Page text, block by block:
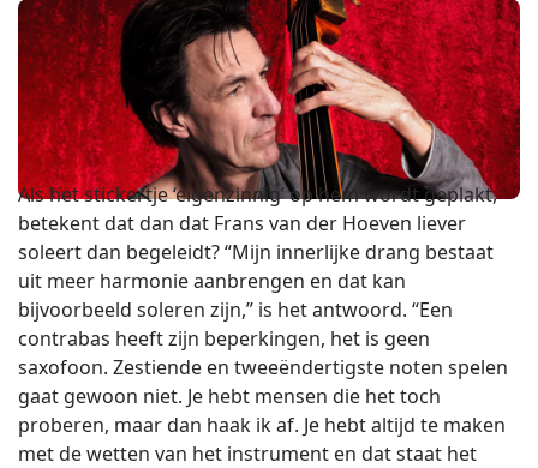
Als het stickertje ‘eigenzinnig’ op hem wordt geplakt,
betekent dat dan dat Frans van der Hoeven liever
soleert dan begeleidt? “Mijn innerlijke drang bestaat
uit meer harmonie aanbrengen en dat kan
bijvoorbeeld soleren zijn,” is het antwoord. “Een
contrabas heeft zijn beperkingen, het is geen
saxofoon. Zestiende en tweeëndertigste noten spelen
gaat gewoon niet. Je hebt mensen die het toch
proberen, maar dan haak ik af. Je hebt altijd te maken
met de wetten van het instrument en dat staat het